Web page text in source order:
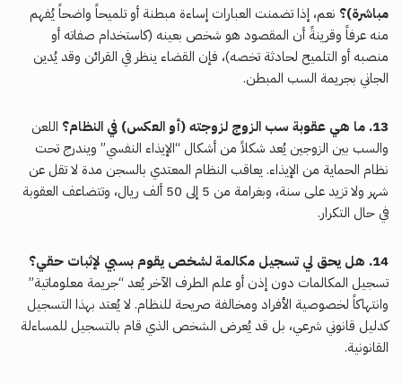
مباشرة)؟ نعم، إذا تضمنت العبارات إساءة مبطنة أو تلميحاً واضحاً يُفهم
منه عرفاً وقرينةً أن المقصود هو شخص بعينه (كاستخدام صفاته أو
منصبه أو التلميح لحادثة تخصه)، فإن القضاء ينظر في القرائن وقد يُدين
الجاني بجريمة السب المبطن.
13. ما هي عقوبة سب الزوج لزوجته (أو العكس) في النظام؟
اللعن
والسب بين الزوجين يُعد شكلاً من أشكال “الإيذاء النفسي” ويندرج تحت
نظام الحماية من الإيذاء. يعاقب النظام المعتدي بالسجن مدة لا تقل عن
شهر ولا تزيد على سنة، وبغرامة من 5 إلى 50 ألف ريال، وتتضاعف العقوبة
في حال التكرار.
14. هل يحق لي تسجيل مكالمة لشخص يقوم بسبي لإثبات حقي؟
تسجيل المكالمات دون إذن أو علم الطرف الآخر يُعد “جريمة معلوماتية”
وانتهاكاً لخصوصية الأفراد ومخالفة صريحة للنظام. لا يُعتد بهذا التسجيل
كدليل قانوني شرعي، بل قد يُعرض الشخص الذي قام بالتسجيل للمساءلة
القانونية.